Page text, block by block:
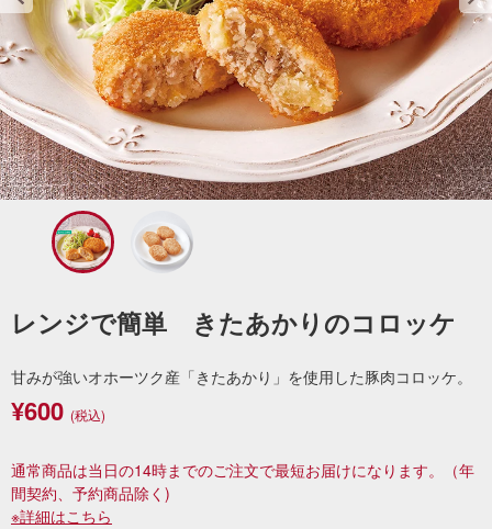
レンジで簡単 きたあかりのコロッケ
甘みが強いオホーツク産「きたあかり」を使用した豚肉コロッケ。
¥600 (税込)
通常商品は当日の14時までのご注文で最短お届けになります。
（年
間契約、予約商品除く)
※詳細はこちら